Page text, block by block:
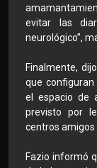
evitar las
neurológico”,
Finalmente,
que
el espacio de
previsto por
centros amigos
Fazio informó